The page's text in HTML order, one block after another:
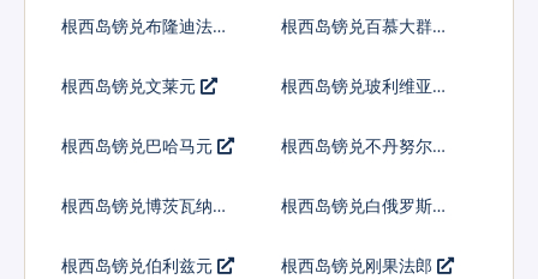
根西岛镑兑布隆迪法郎
根西岛镑兑百慕大群岛
根西岛镑兑文莱元 根西岛镑兑玻利维亚诺
根西岛镑兑巴哈马元
根西岛镑兑不丹努尔特
根西岛镑兑博茨瓦纳普
根西岛镑兑白俄罗斯卢
根西岛镑兑伯利兹元 根西岛镑兑刚果法郎